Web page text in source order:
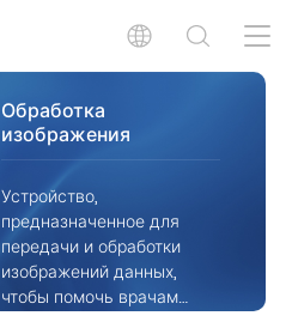
Обработка
изображения
Устройство,
предназначенное для
передачи и обработки
изображений данных,
чтобы помочь врачам